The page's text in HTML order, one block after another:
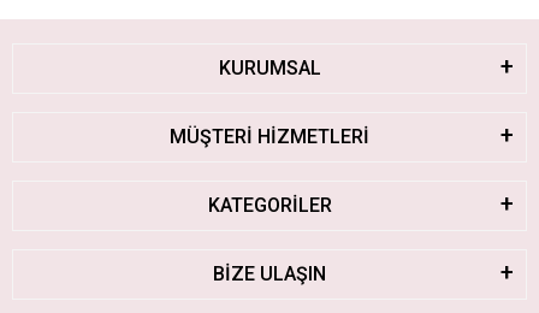
KURUMSAL
MÜŞTERİ HİZMETLERİ
KATEGORİLER
BİZE ULAŞIN